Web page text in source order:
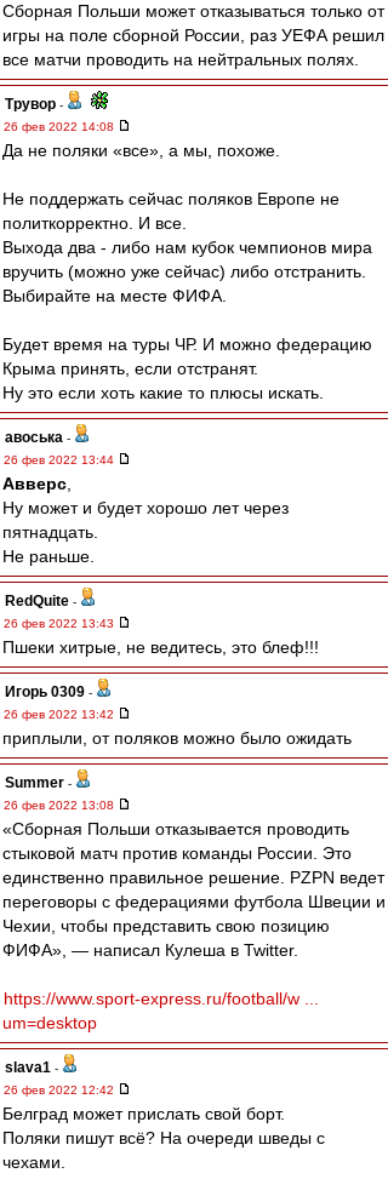
Сборная Польши может отказываться только от
игры на поле сборной России, раз УЕФА решил
все матчи проводить на нейтральных полях.
Трувор -
26 фев 2022 14:08
Да не поляки «все», а мы, похоже.
Не поддержать сейчас поляков Европе не
политкорректно. И все.
Выхода два - либо нам кубок чемпионов мира
вручить (можно уже сейчас) либо отстранить.
Выбирайте на месте ФИФА.
Будет время на туры ЧР. И можно федерацию
Крыма принять, если отстранят.
Ну это если хоть какие то плюсы искать.
авоська -
26 фев 2022 13:44
Авверс
Ну может и будет хорошо лет через
пятнадцать.
Не раньше.
RedQuite -
26 фев 2022 13:43
Пшеки хитрые, не ведитесь, это блеф!!!
Игорь 0309 -
26 фев 2022 13:42
приплыли, от поляков можно было ожидать
Summer -
26 фев 2022 13:08
«Сборная Польши отказывается проводить
стыковой матч против команды России. Это
единственно правильное решение. PZPN ведет
переговоры с федерациями футбола Швеции и
Чехии, чтобы представить свою позицию
ФИФА», — написал Кулеша в Twitter.
https://www.sport-express.ru/football/w ...
um=desktop
slava1 -
26 фев 2022 12:42
Белград может прислать свой борт.
Поляки пишут всё? На очереди шведы с
чехами.